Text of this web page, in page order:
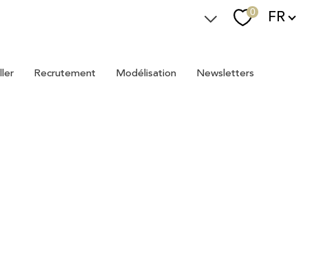
0 Langue
FR
recrutement modélisation newsletters